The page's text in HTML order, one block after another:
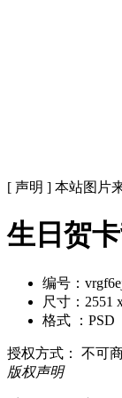
[ 声明 ] 本站图片
生日贺
编号：
尺寸：2551
格式 ：PSD
授权方式： 不可
版权声明